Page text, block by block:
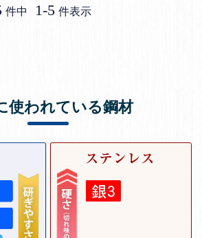
件中 1-5 件表示
使われている鋼材